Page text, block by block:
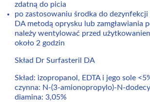
zdatną do picia
po zastosowaniu środka do dezynfekcji
DA metodą oprysku lub zamgławiania
należy wentylować przed
około 2 godzin
Skład Dr Surfasteril DA
Skład: izopropanol, EDTA i jego sole
czynna: N-(3-amionopropylo)-N-
diamina: 3,05%